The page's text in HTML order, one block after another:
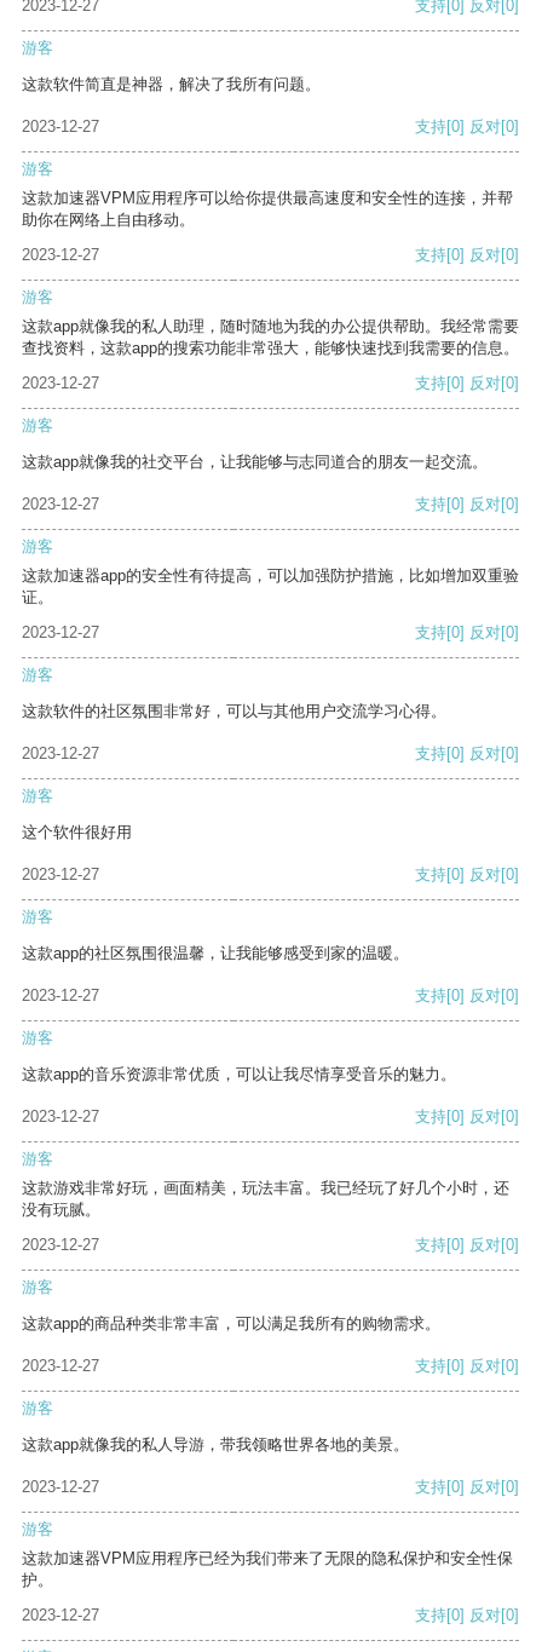
2023-12-27 支持 [0] 反对 [0]
游客
这款软件简直是神器，解决了我所有问题。
2023-12-27 支持[0] 反对[0]
游客
这款加速器VPM应用程序可以给你提供最高速度和安全性的连接，并帮
助你在网络上自由移动。
2023-12-27
支持[0] 反对[0]
游客
这款app就像我的私人助理，随时随地为我的办公提供帮助。我经常需要
查找资料，这款app的搜索功能非常强大，能够快速找到我需要的信息。
2023-12-27
支持[0] 反对[0]
游客
这款app就像我的社交平台，让我能够与志同道合的朋友一起交流。
2023-12-27 支持[0] 反对[0]
游客
这款加速器app的安全性有待提高，可以加强防护措施，比如增加双重验
证。
2023-12-27
支持[0] 反对[0]
游客
这款软件的社区氛围非常好，可以与其他用户交流学习心得。
2023-12-27 支持[0] 反对[0]
游客
这个软件很好用
2023-12-27 支持[0] 反对[0]
游客
这款app的社区氛围很温馨，让我能够感受到家的温暖。
2023-12-27 支持[0] 反对[0]
游客
这款app的音乐资源非常优质，可以让我尽情享受音乐的魅力。
2023-12-27 支持[0] 反对[0]
游客
这款游戏非常好玩，画面精美，玩法丰富。我已经玩了好几个小时，还
没有玩腻。
2023-12-27
支持[0] 反对[0]
游客
这款app的商品种类非常丰富，可以满足我所有的购物需求。
2023-12-27 支持[0] 反对[0]
游客
这款app就像我的私人导游，带我领略世界各地的美景。
2023-12-27 支持[0] 反对[0]
游客
这款加速器VPM应用程序已经为我们带来了无限的隐私保护和安全性保
护。
2023-12-27
支持[0] 反对[0]